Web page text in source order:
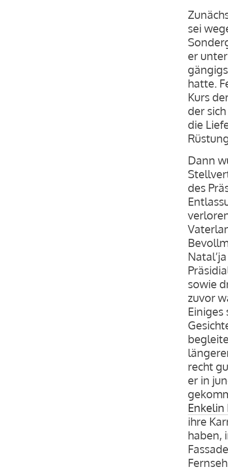
sei
er
hatte.
Kurs
der
die
Dann
des
sowie
zuvor
recht
er in
ihre
haben,